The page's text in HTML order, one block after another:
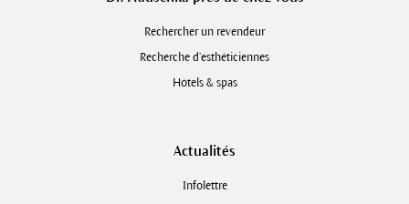
Rechercher un revendeur
Recherche d’esthéticiennes
Hôtels & spas
Actualités
Infolettre